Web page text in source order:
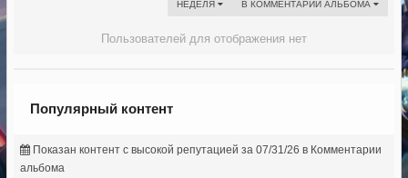
В КОММЕНТАРИИ АЛЬБОМА
НЕДЕЛЯ
Пользователей для отображения нет
Популярный контент
Показан контент с высокой репутацией за 07/31/26 в Комментарии
альбома